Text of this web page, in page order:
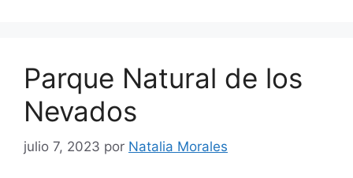
Parque Natural de los
Nevados
julio 7, 2023 por Natalia Morales